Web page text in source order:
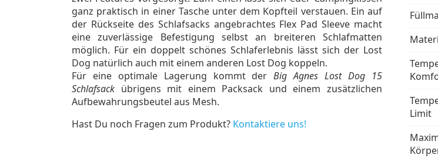
Limit
ganz praktisch in einer Tasche unter dem Kopfteil verstauen. Ein auf
der Rückseite des Schlafsacks angebrachtes Flex Pad Sleeve macht
eine zuverlässige Befestigung selbst an breiteren Schlafmatten
möglich. Für ein doppelt schönes Schlaferlebnis lässt sich der Lost
Dog natürlich auch mit einem anderen Lost Dog koppeln.
Für eine optimale Lagerung kommt derBig Agnes Lost Dog 15
Schlafsack übrigens mit einem Packsack und einem zusätzlichen
Aufbewahrungsbeutel aus Mesh.
Hast Du noch Fragen zum Produkt? Kontaktiere uns!